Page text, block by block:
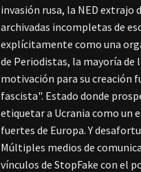
invasión rusa, la NED
archivadas incompletas de
explícitamente como una
de Periodistas, la mayoría de
motivación para su creación
fascista". Estado donde
etiquetar a Ucrania como un
fuertes de Europa. Y
Múltiples medios de
vínculos de StopFake con el